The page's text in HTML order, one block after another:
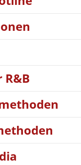
R&B